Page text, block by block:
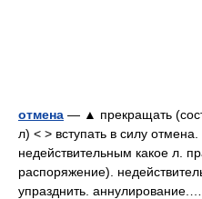
отмена — ▲ прекращать
л) < > вступать в силу
недействительным какое л.
распоряжение).
упразднить.